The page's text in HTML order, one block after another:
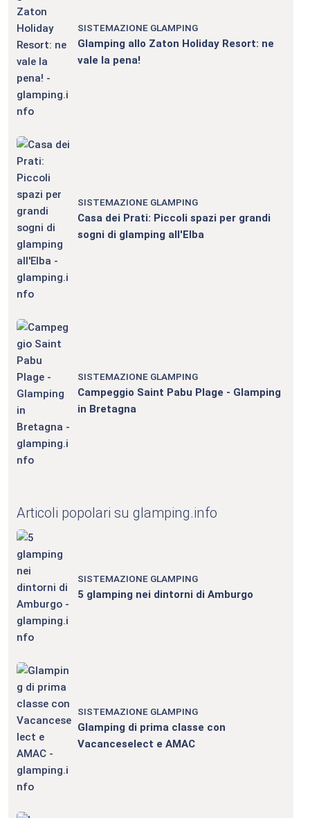
SISTEMAZIONE GLAMPING
Glamping allo Zaton Holiday Resort: ne
vale la pena!
SISTEMAZIONE GLAMPING
Casa dei Prati: Piccoli spazi per grandi
sogni di glamping all'Elba
SISTEMAZIONE GLAMPING
Campeggio Saint Pabu Plage - Glamping
in Bretagna
Articoli popolari su glamping.info
SISTEMAZIONE GLAMPING
5 glamping nei dintorni di Amburgo
SISTEMAZIONE GLAMPING
Glamping di prima classe con
Vacanceselect e AMAC